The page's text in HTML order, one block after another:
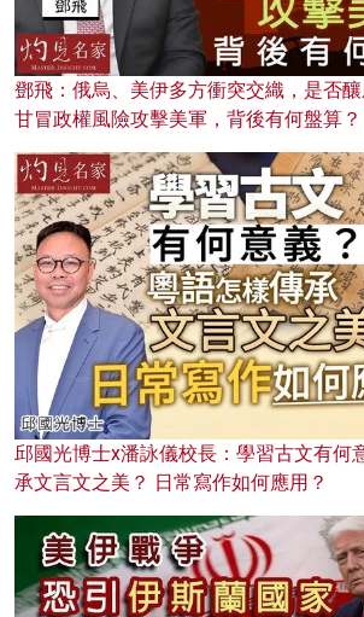
鄧飛：俄烏、美伊多方衝突交織，是否
甘冒政權風險攻擊美軍，背後有何盤算？
邱國光博士x潘詠儀校長：學習古文有何
承文言文之美？ 日常寫作如何應用？